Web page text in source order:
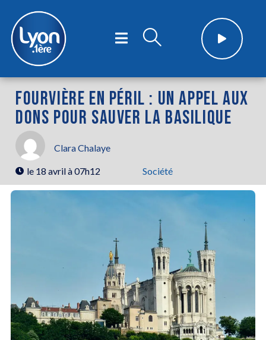
FOURVIÈRE EN PÉRIL : UN APPEL AUX
DONS POUR SAUVER LA BASILIQUE
Clara Chalaye
le 18 avril à 07h12 Société